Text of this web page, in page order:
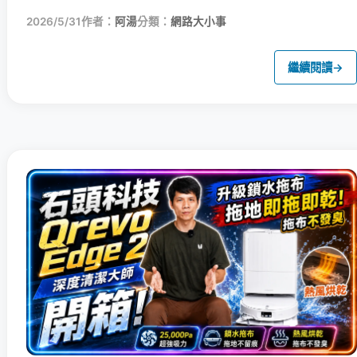
2026/5/31作者： 阿湯分類： 網路大小事
繼續閱讀→